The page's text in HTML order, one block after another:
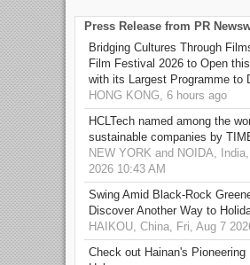
Press Release from PR
Bridging Cultures Through
Film Festival 2026 to Open
with its Largest Programme to
HONG KONG, 6 hours ago
HCLTech named among the
sustainable companies by
NEW YORK and NOIDA,
2026 10:43 AM
Swing Amid Black‑Rock
Discover Another Way to
HAIKOU, China, Fri, Aug 7
Check out Hainan's Pioneering